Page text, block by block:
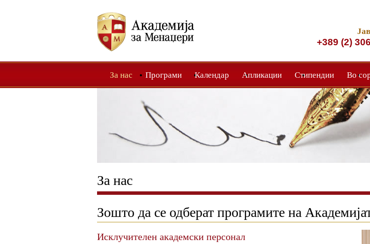
+389 (2)
За нас Програми Календар Апликации Стипендии Во
За нас
Зошто да се одберат програмите на
Исклучителен академски персонал